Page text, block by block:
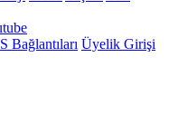
Bağlantıları Üyelik Girişi